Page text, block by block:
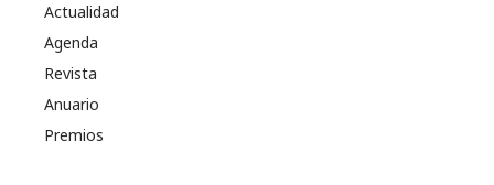
Actualidad
Agenda
Revista
Anuario
Premios